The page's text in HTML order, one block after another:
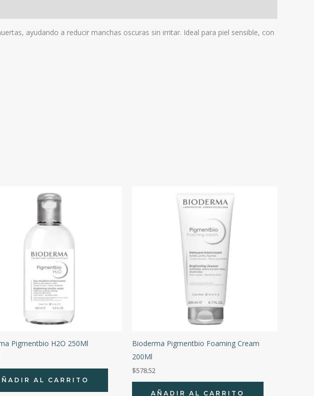
ayudando a reducir manchas oscuras sin irritar. Ideal para piel sensible, con
Pigmentbio H2O 250Ml
AL CARRITO
Bioderma Pigmentbio Foaming Cream
200Ml
$578.52
AÑADIR AL CARRITO